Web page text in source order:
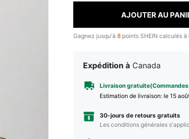
AJOUTER AU
Gagnez jusqu'à 8 points SHEIN calculés à
Expédition à Canada
Livraison
Estimation de livraison: le 15
30-jours de retours gratuits
Les conditions générales